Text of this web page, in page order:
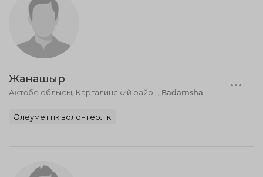
Жанашыр
Ақтөбе облысы, Каргалинский район, Badamsha
Әлеуметтік волонтерлік